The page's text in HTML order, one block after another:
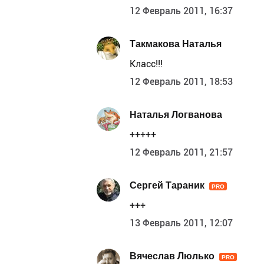
12 Февраль 2011, 16:37
Такмакова Наталья
Класс!!!
12 Февраль 2011, 18:53
Наталья Логванова
+++++
12 Февраль 2011, 21:57
Сергей Тараник PRO
+++
13 Февраль 2011, 12:07
Вячеслав Люлько PRO